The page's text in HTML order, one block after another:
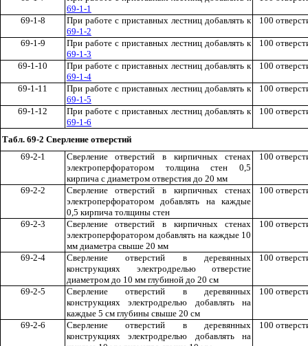
69-1-1
69-1-8
При работе с приставных лестниц добавлять к
69-1-2
100
69-1-9
При работе с приставных лестниц добавлять к
69-1-3
100
69-1-10
При работе с приставных лестниц добавлять к
69-1-4
100
69-1-11
При работе с приставных лестниц добавлять к
69-1-5
100
69-1-12
При работе с приставных лестниц добавлять к
69-1-6
100
Табл. 69-2 Сверление отверстий
69-2-1
Сверление отверстий в кирпичных стенах
электроперфоратором толщина стен 0,5
кирпича с диаметром отверстия до 20 мм
100
69-2-2
Сверление отверстий в кирпичных стенах
электроперфоратором добавлять на каждые
0,5 кирпича толщины стен
100
69-2-3
Сверление отверстий в кирпичных стенах
электроперфоратором добавлять на каждые 10
мм диаметра свыше 20 мм
100
69-2-4
Сверление отверстий в деревянных
конструкциях электродрелью отверстие
диаметром до 10 мм глубиной до 20 см
100
69-2-5
Сверление отверстий в деревянных
конструкциях электродрелью добавлять на
каждые 5 см глубины свыше 20 см
100
69-2-6
Сверление отверстий в деревянных
конструкциях электродрелью добавлять на
100